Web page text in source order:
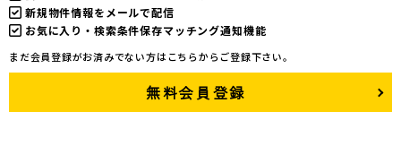
新規物件情報をメールで配信
お気に入り・検索条件保存マッチング通知機能
まだ会員登録がお済みでない方はこちらからご登録下さい。
無料会員登録